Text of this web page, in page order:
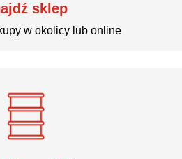
sklep
w okolicy lub online